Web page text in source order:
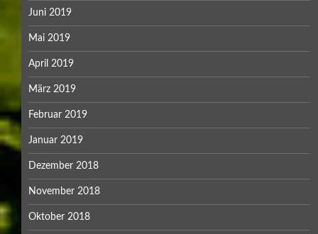
Juni 2019
Mai 2019
April 2019
März 2019
Februar 2019
Januar 2019
Dezember 2018
November 2018
Oktober 2018